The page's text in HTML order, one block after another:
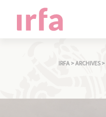
IRFA >ARCHIVES >